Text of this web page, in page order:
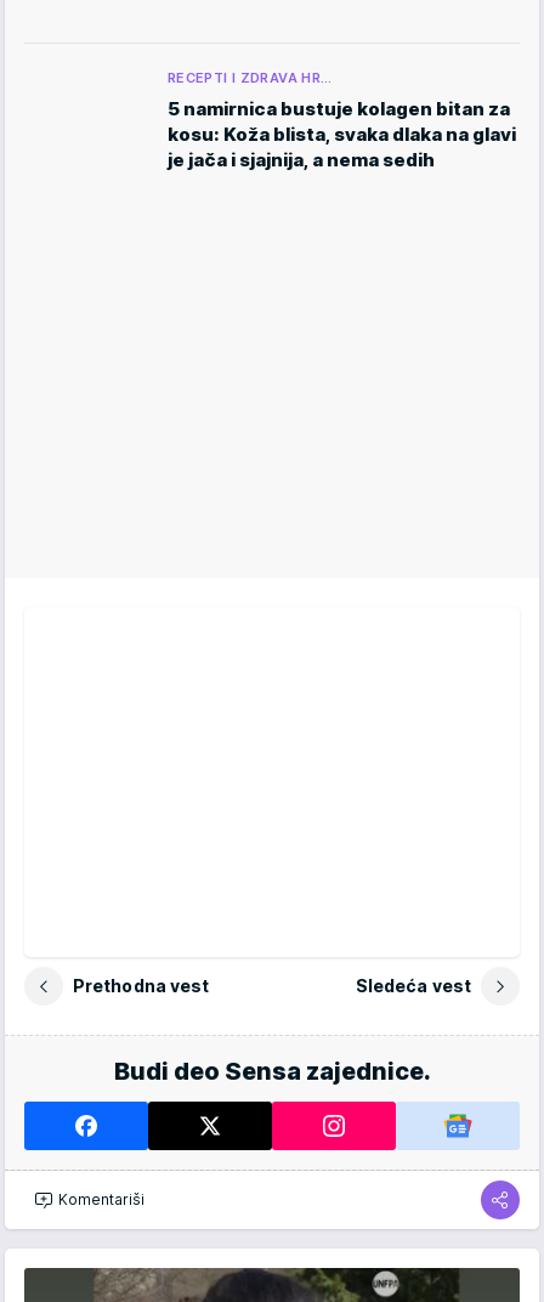
RECEPTI I ZDRAVA HR…
5 namirnica bustuje kolagen bitan za
kosu: Koža blista, svaka dlaka na glavi
je jača i sjajnija, a nema sedih
Prethodna vest Sledeća vest
Budi deo Sensa zajednice.
Komentariši